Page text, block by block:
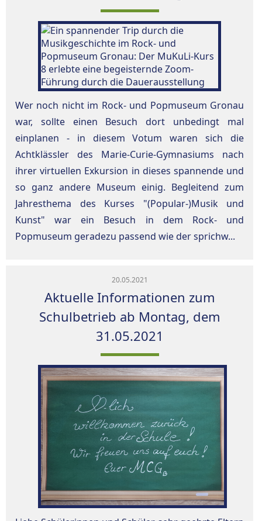
Wer noch nicht im Rock- und Popmuseum Gronau
war, sollte einen Besuch dort unbedingt mal
einplanen - in diesem Votum waren sich die
Achtklässler des Marie-Curie-Gymnasiums nach
ihrer virtuellen Exkursion in dieses spannende und
so ganz andere Museum einig. Begleitend zum
Jahresthema des Kurses "(Popular-)Musik und
Kunst" war ein Besuch in dem Rock- und
Popmuseum geradezu passend wie der sprichw...
20.05.2021
Aktuelle Informationen zum
Schulbetrieb ab Montag, dem
31.05.2021